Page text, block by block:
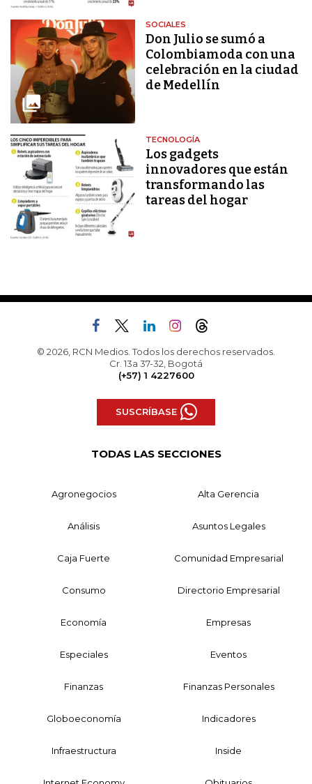
SOCIALES
Don Julio se sumó a
Colombiamoda con una
celebración en la ciudad
de Medellín
TECNOLOGÍA
Los gadgets
innovadores que están
transformando las
tareas del hogar
© 2026, RCN Medios. Todos los derechos reservados.
Cr. 13a 37-32, Bogotá
(+57) 1 4227600
SUSCRÍBASE
TODAS LAS SECCIONES
Agronegocios Alta Gerencia
Análisis Asuntos Legales
Caja Fuerte Comunidad Empresarial
Consumo Directorio Empresarial
Economía Empresas
Especiales Eventos
Finanzas Finanzas Personales
Globoeconomía Indicadores
Infraestructura Inside